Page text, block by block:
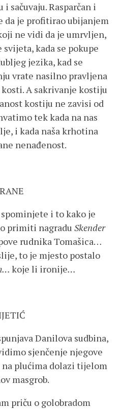
sačuvaju. Rasparčan i
da je profitirao ubijanjem
ne vidi da je umrvljen,
svijeta, kada se pokupe
jezika, kad se
vrate nasilno pravljena
A sakrivanje kostiju
kostiju ne zavisi od
tek kada na nas
i kada naša krhotina
nenađenost.
i to kako je
primiti nagradu Skender
rudnika Tomašica…
to je mjesto postalo
koje li ironije…
Danilova sudbina,
sjenčenje njegove
na plućima dolazi tijelom
masgrob.
priču o golobradom